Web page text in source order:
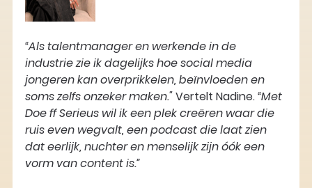
“Als talentmanager en werkende in de
industrie zie ik dagelijks hoe social media
jongeren kan overprikkelen, beïnvloeden en
soms zelfs onzeker maken." Vertelt Nadine. “Met
Doe ff Serieus wil ik een plek creëren waar die
ruis even wegvalt, een podcast die laat zien
dat eerlijk, nuchter en menselijk zijn óók een
vorm van content is.”